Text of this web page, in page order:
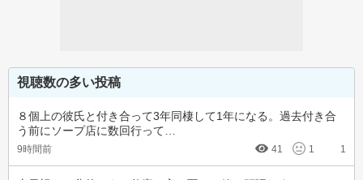
視聴数の多い投稿
８個上の彼氏と付き合って3年同棲して1年になる。過去付き合
う前にソープ店に数回行って…
9時間前 41 1 1